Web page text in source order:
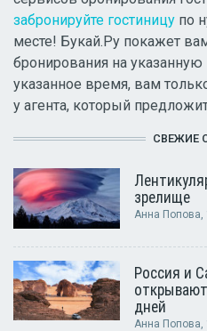
забронируйте гостиницу по
месте! Букай.Ру покажет
бронирования на
указанное время, вам
у агента, который
СВЕЖИЕ
зрелище
Анна Попова,
Россия и
дней
Анна Попова,